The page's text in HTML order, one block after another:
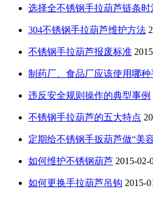
选择全不锈钢手拉葫芦链条时
304不锈钢手拉葫芦维护方法
不锈钢手拉葫芦报废标准
制药厂、食品厂应该使用哪种
违反安全规则操作的典型事例
不锈钢手拉葫芦的五大特点
定期给不锈钢手扳葫芦做“美
如何维护不锈钢葫芦 2015-02-
如何更换手拉葫芦吊钩 2015-